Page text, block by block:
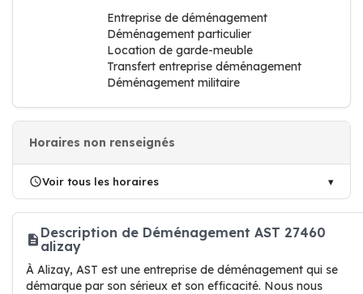
Entreprise de déménagement
Déménagement particulier
Location de garde-meuble
Transfert entreprise déménagement
Déménagement militaire
Horaires non renseignés
Voir tous les horaires
Description de Déménagement AST 27460
alizay
À Alizay, AST est une entreprise de déménagement qui se
démarque par son sérieux et son efficacité. Nous nous